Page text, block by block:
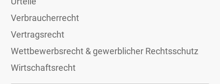
Verbraucherrecht
Vertragsrecht
Wettbewerbsrecht & gewerblicher Rechtsschutz
Wirtschaftsrecht